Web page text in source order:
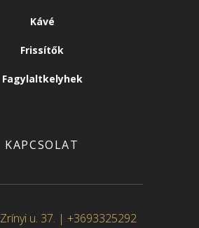
Kávé
Frissítők
Fagylaltkelyhek
KAPCSOLAT
Zrínyi u. 37. | +3693325292